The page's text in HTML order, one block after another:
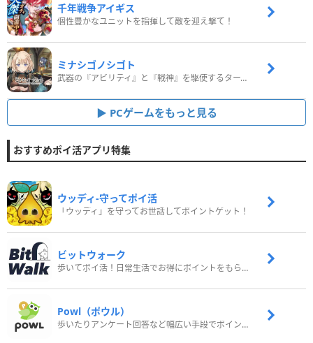
千年戦争アイギス
個性豊かなユニットを指揮して敵を迎え撃て！
ミナシゴノシゴト
武器の『アビリティ』と『戦神』を駆使するターン制コマンドバトルRPG！
PCゲームをもっと見る
おすすめポイ活アプリ特集
ウッディ‐守ってポイ活
「ウッディ」を守ってお世話してポイントゲット！
ビットウォーク
歩いてポイ活！日常生活でお得にポイントをもらおう
Powl（ポウル）
歩いたりアンケート回答など幅広い手段でポイントをゲット